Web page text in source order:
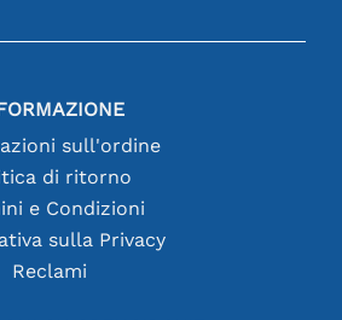
sull'ordine
di ritorno
e Condizioni
sulla Privacy
Reclami